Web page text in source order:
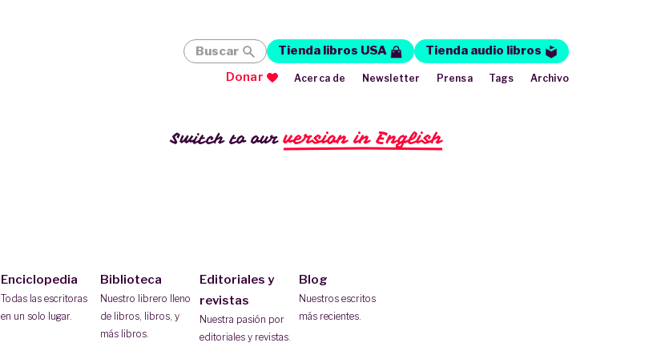
Switch to ourversion in English
Enciclopedia
Todas las escritoras
en un solo lugar.
Biblioteca
Nuestro librero lleno
de libros, libros, y
más libros.
Editoriales y
revistas
Nuestra pasión por
editoriales y revistas.
Blog
Nuestros escritos
más recientes.
Buscar Tienda libros USA
Tienda audio libros
Donar
Acerca de Newsletter Prensa Tags Archivo